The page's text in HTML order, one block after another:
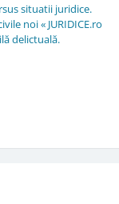
situatii juridice.
noi « JURIDICE.ro
delictuală.